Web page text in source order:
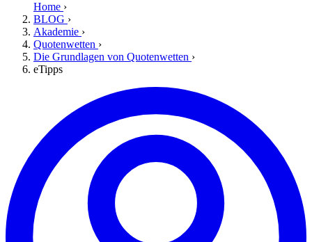
Home ›
BLOG ›
Akademie ›
Quotenwetten ›
Die Grundlagen von Quotenwetten ›
eTipps